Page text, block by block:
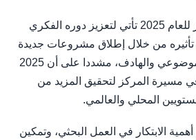
وأوضح أن خطة المركز للعام 2025 تأتي لتعزيز دوره الفكري
تأثيره من خلال إطلاق مشروعات جديدة
تدعم البحث العلمي الموضوعي والهادف، مشددا على أن 2025
المركز لتحقيق المزيد من
المحلي والعالمي.
الابتكار في العمل البحثي، وتمكين